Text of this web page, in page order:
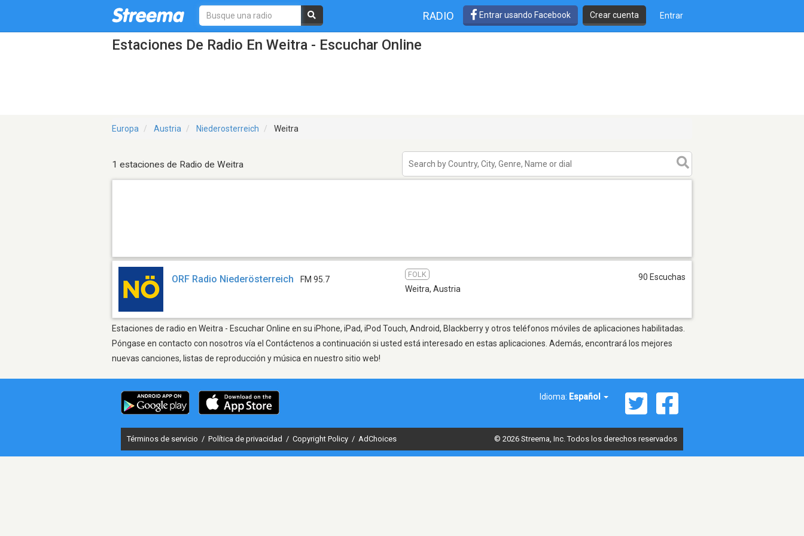
RADIO Entrar usando Facebook Crear cuenta Entrar
Estaciones De Radio En Weitra - Escuchar Online
Europa Austria Niederosterreich Weitra
1 estaciones de Radio de Weitra
ORF Radio Niederösterreich FM 95.7
FOLK
Weitra, Austria
90 Escuchas
Estaciones de radio en Weitra - Escuchar Online en su iPhone, iPad, iPod Touch, Android, Blackberry y otros teléfonos móviles de aplicaciones habilitadas.
Póngase en contacto con nosotros vía el Contáctenos a continuación si usted está interesado en estas aplicaciones. Además, encontrará los mejores
nuevas canciones, listas de reproducción y música en nuestro sitio web!
Idioma: Español
Términos de servicio / Política de privacidad / Copyright Policy / AdChoices © 2026 Streema, Inc. Todos los derechos reservados